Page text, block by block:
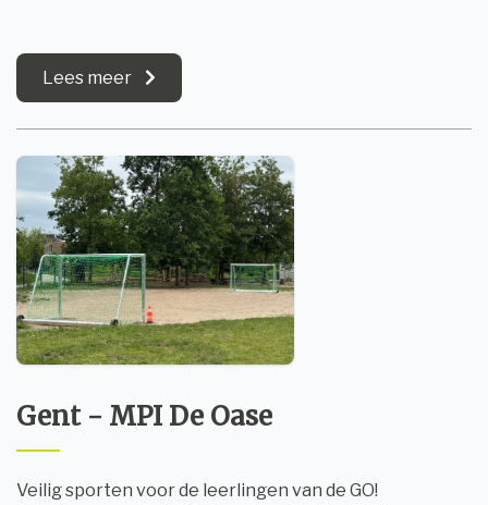
Lees meer
Gent - MPI De Oase
Veilig sporten voor de leerlingen van de GO!